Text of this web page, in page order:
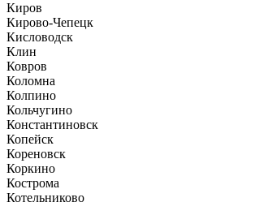
Киров
Кирово-Чепецк
Кисловодск
Клин
Ковров
Коломна
Колпино
Кольчугино
Константиновск
Копейск
Кореновск
Коркино
Кострома
Котельниково